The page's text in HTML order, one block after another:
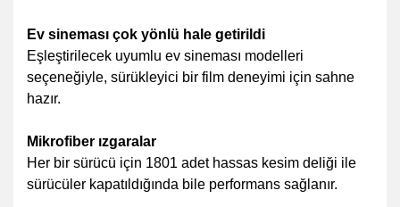
Ev sineması çok yönlü hale getirildi
Eşleştirilecek uyumlu ev sineması modelleri
seçeneğiyle, sürükleyici bir film deneyimi için sahne
hazır.
Mikrofiber ızgaralar
Her bir sürücü için 1801 adet hassas kesim deliği ile
sürücüler kapatıldığında bile performans sağlanır.